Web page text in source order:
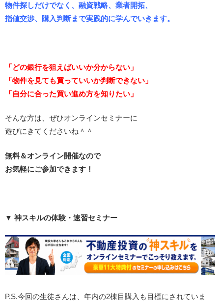
物件探しだけでなく、融資戦略、業者開拓、
指値交渉、購入判断まで実践的に学んでいきます。
「どの銀行を狙えばいいか分からない」
「物件を見ても買っていいか判断できない」
「自分に合った買い進め方を知りたい」
そんな方は、ぜひオンラインセミナーに
遊びにきてくださいね＾＾
無料＆オンライン開催なので
お気軽にご参加できます！
▼ 神スキルの体験・速習セミナー
P.S.今回の生徒さんは、年内の2棟目購入も目標にされていま